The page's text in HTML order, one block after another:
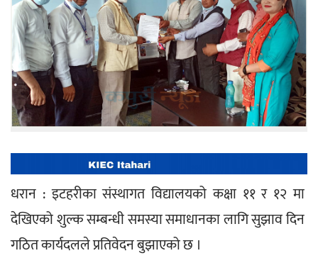
धरान : इटहरीका संस्थागत विद्यालयको कक्षा ११ र १२ मा
देखिएको शुल्क सम्बन्धी समस्या समाधानका लागि सुझाव दिन
गठित कार्यदलले प्रतिवेदन बुझाएको छ ।